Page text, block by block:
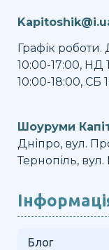
Графік
10:00-17:00, НД
10:00-18:00, СБ
Шоуруми
Дніпро, вул.
Тернопіль, вул.
Блог